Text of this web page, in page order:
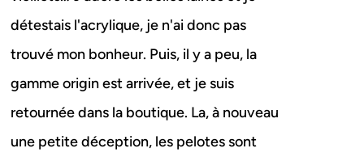
détestais l'acrylique, je n'ai donc pas
trouvé mon bonheur. Puis, il y a peu, la
gamme origin est arrivée, et je suis
retournée dans la boutique. La, à nouveau
une petite déception, les pelotes sont